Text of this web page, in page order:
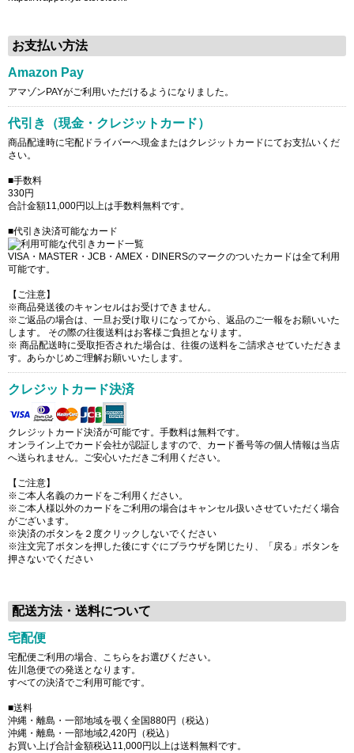
お支払い方法
Amazon Pay
アマゾンPAYがご利用いただけるようになりました。
代引き（現金・クレジットカード）
商品配達時に宅配ドライバーへ現金またはクレジットカードにてお支払いくだ
さい。
■手数料
330円
合計金額11,000円以上は手数料無料です。
■代引き決済可能なカード
VISA・MASTER・JCB・AMEX・DINERSのマークのついたカードは全て利用
可能です。
【ご注意】
※商品発送後のキャンセルはお受けできません。
※ご返品の場合は、一旦お受け取りになってから、返品のご一報をお願いいた
します。 その際の往復送料はお客様ご負担となります。
※ 商品配送時に受取拒否された場合は、往復の送料をご請求させていただきま
す。あらかじめご理解お願いいたします。
クレジットカード決済
クレジットカード決済が可能です。手数料は無料です。
オンライン上でカード会社が認証しますので、カード番号等の個人情報は当店
へ送られません。ご安心いただきご利用ください。
【ご注意】
※ご本人名義のカードをご利用ください。
※ご本人様以外のカードをご利用の場合はキャンセル扱いさせていただく場合
がございます。
※決済のボタンを２度クリックしないでください
※注文完了ボタンを押した後にすぐにブラウザを閉じたり、「戻る」ボタンを
押さないでください
配送方法・送料について
宅配便
宅配便ご利用の場合、こちらをお選びください。
佐川急便での発送となります。
すべての決済でご利用可能です。
■送料
沖縄・離島・一部地域を覗く全国880円（税込）
沖縄・離島・一部地域2,420円（税込）
お買い上げ合計金額税込11,000円以上は送料無料です。